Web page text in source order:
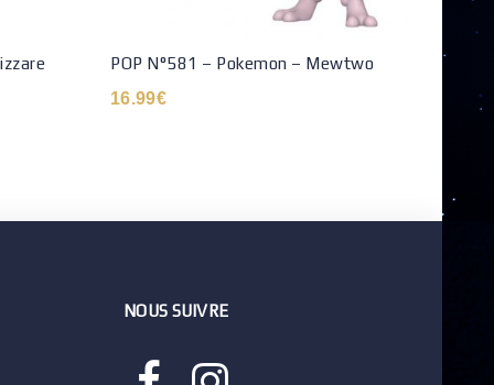
POP N°581 – Pokemon – Mewtwo
16.99€
NOUS SUIVRE